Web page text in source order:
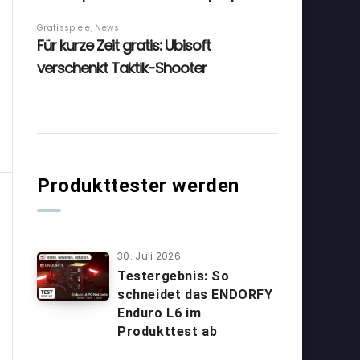
Produkttester werden
30. Juli 2026
Testergebnis: So
schneidet das ENDORFY
Enduro L6 im
Produkttest ab